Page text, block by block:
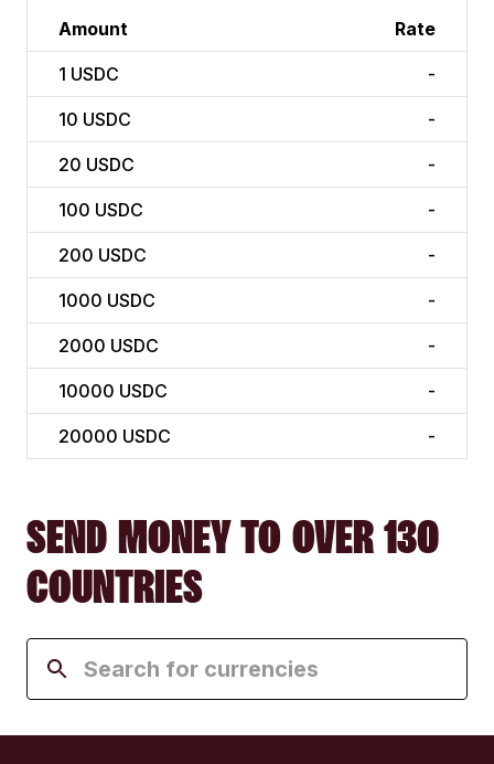
Amount Rate
1 USDC -
10 USDC -
20 USDC -
100 USDC -
200 USDC -
1000 USDC -
2000 USDC -
10000 USDC -
20000 USDC -
SEND MONEY TO OVER 130
COUNTRIES